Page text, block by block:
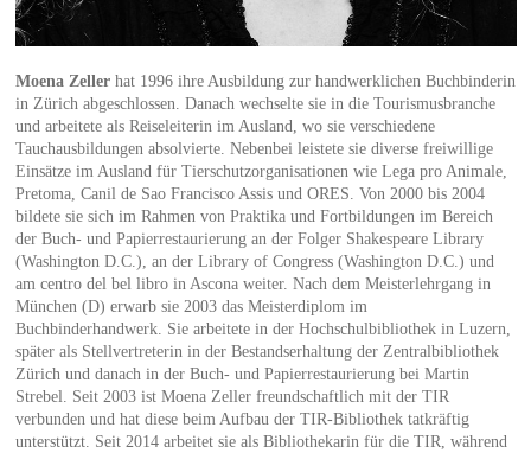
Moena Zellerhat 1996 ihre Ausbildung zur handwerklichen Buchbinderin
in Zürich abgeschlossen. Danach wechselte sie in die Tourismusbranche
und arbeitete als Reiseleiterin im Ausland, wo sie verschiedene
Tauchausbildungen absolvierte. Nebenbei leistete sie diverse freiwillige
Einsätze im Ausland für Tierschutzorganisationen wie Lega pro Animale,
Pretoma, Canil de Sao Francisco Assis und ORES. Von 2000 bis 2004
bildete sie sich im Rahmen von Praktika und Fortbildungen im Bereich
der Buch- und Papierrestaurierung an der Folger Shakespeare Library
(Washington D.C.), an der Library of Congress (Washington D.C.) und
am centro del bel libro in Ascona weiter. Nach dem Meisterlehrgang in
München (D) erwarb sie 2003 das Meisterdiplom im
Buchbinderhandwerk. Sie arbeitete in der Hochschulbibliothek in Luzern,
später als Stellvertreterin in der Bestandserhaltung der Zentralbibliothek
Zürich und danach in der Buch- und Papierrestaurierung bei Martin
Strebel. Seit 2003 ist Moena Zeller freundschaftlich mit der TIR
verbunden und hat diese beim Aufbau der TIR-Bibliothek tatkräftig
unterstützt. Seit 2014 arbeitet sie als Bibliothekarin für die TIR, während